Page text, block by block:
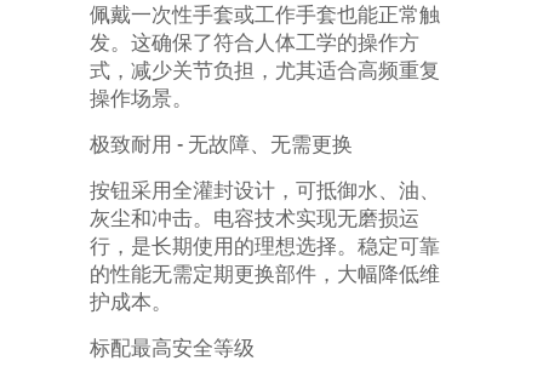
佩戴一次性手套或工作手套也能正常触
发。这确保了符合人体工学的操作方
式，减少关节负担，尤其适合高频重复
操作场景。
极致耐用 - 无故障、无需更换
按钮采用全灌封设计，可抵御水、油、
灰尘和冲击。电容技术实现无磨损运
行，是长期使用的理想选择。稳定可靠
的性能无需定期更换部件，大幅降低维
护成本。
标配最高安全等级